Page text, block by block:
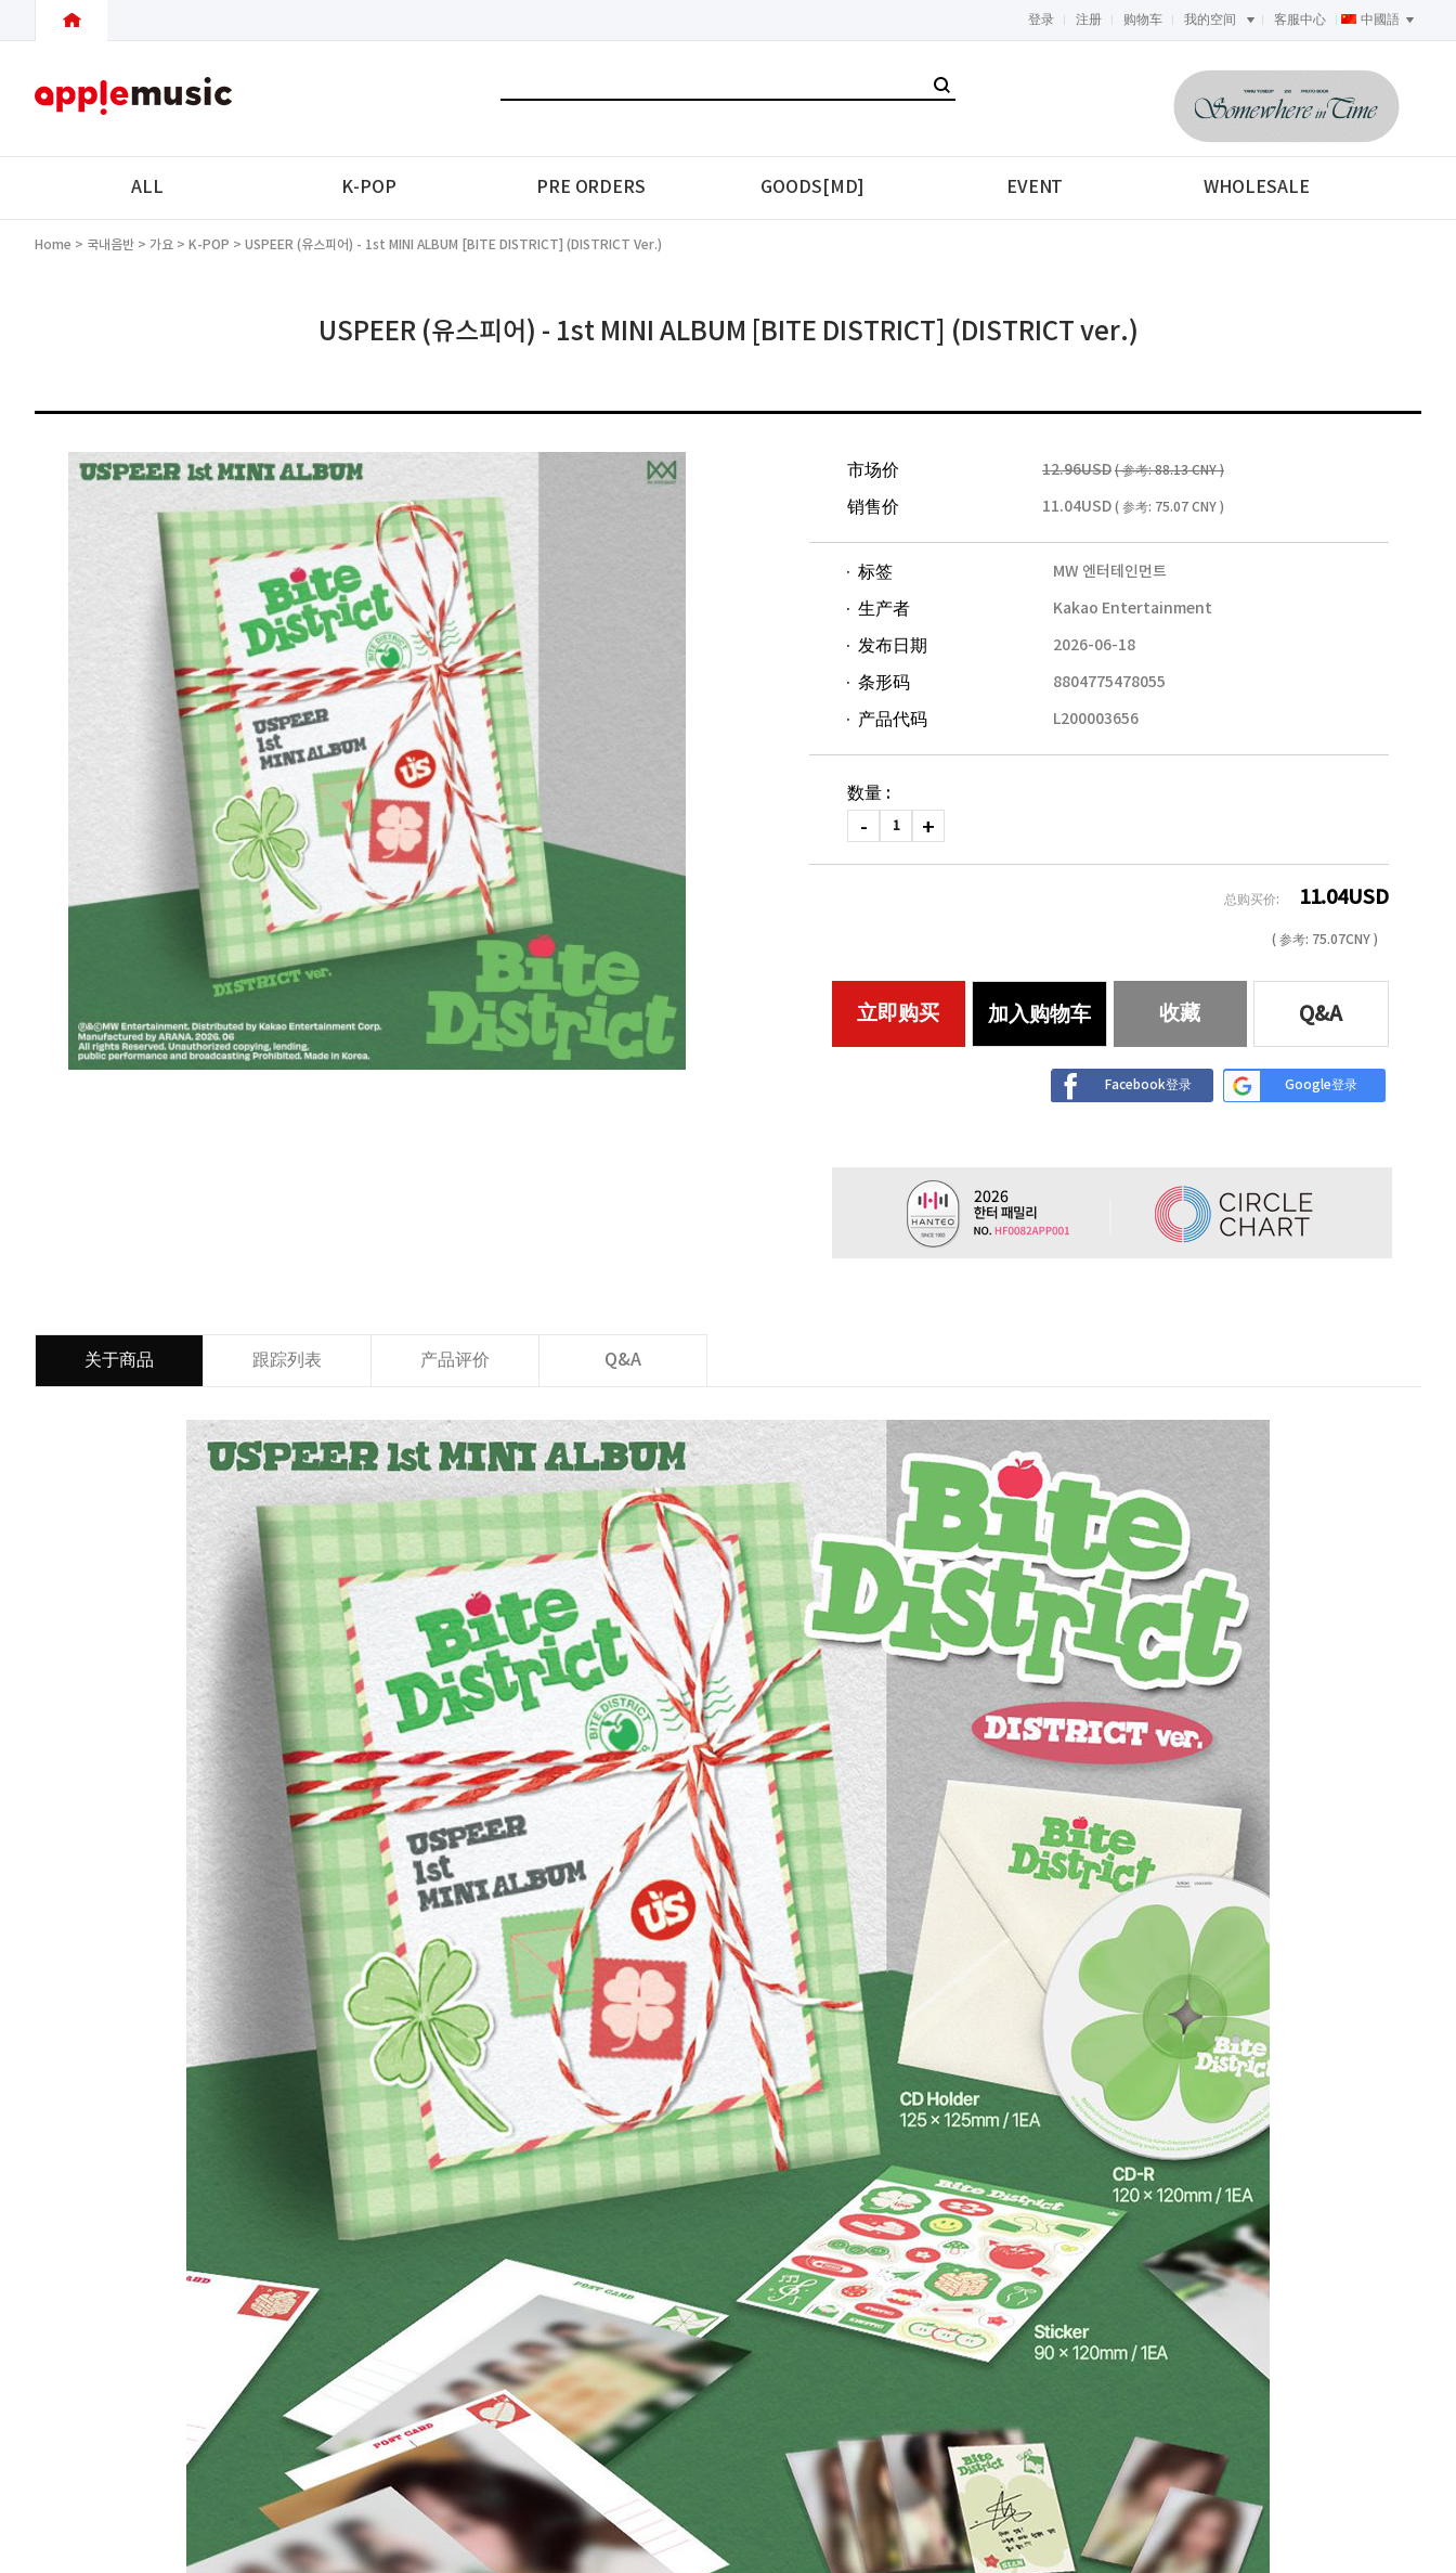
登录 注册 购物车 我的空间 客服中心 中國語
<-->
ALL K-POP PRE ORDERS GOODS[MD] EVENT WHOLESALE
Home > 국내음반 > 가요 > K-POP > USPEER (유스피어) - 1st MINI ALBUM [BITE DISTRICT] (DISTRICT Ver.)
USPEER (유스피어) - 1st MINI ALBUM [BITE DISTRICT] (DISTRICT ver.)
市场价 12.96USD ( 参考: 88.13 CNY )
销售价 11.04USD ( 参考: 75.07 CNY )
标签 MW 엔터테인먼트
生产者 Kakao Entertainment
发布日期 2026-06-18
条形码 8804775478055
产品代码 L200003656
数量 :
总购买价: 11.04USD
( 参考: 75.07CNY )
立即购买 加入购物车 收藏 Q&A
Facebook登录 Google登录
关于商品 跟踪列表 产品评价 Q&A